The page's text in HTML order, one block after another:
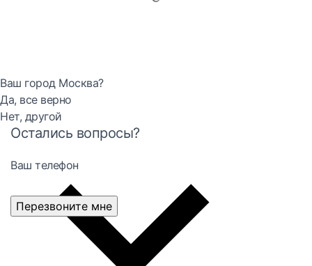
Ваш город Москва?
Да, все верно
Нет, другой
Остались вопросы?
Ваш телефон
Перезвоните мне